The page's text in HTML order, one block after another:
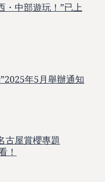
・中部遊玩！”已上
年5月舉辦通知
屋賞櫻專題
！